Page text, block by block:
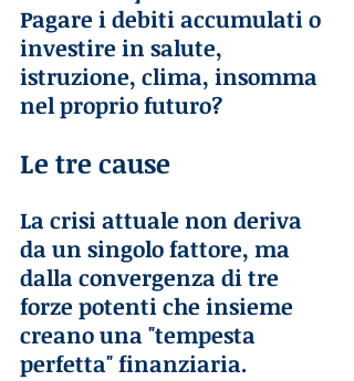
Pagare i debiti accumulati o
investire in salute,
istruzione, clima, insomma
nel proprio futuro?
Le tre cause
La crisi attuale non deriva
da un singolo fattore, ma
dalla convergenza di tre
forze potenti che insieme
creano una "tempesta
perfetta" finanziaria.